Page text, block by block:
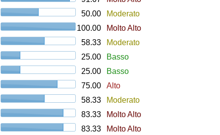
50.00
Moderato
100.00
Molto Alto
58.33
Moderato
25.00
Basso
25.00
Basso
75.00
Alto
58.33
Moderato
83.33
Molto Alto
83.33 Molto Alto